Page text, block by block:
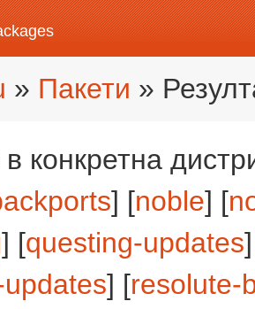
» Пакети »
конкретна
] [noble] [
] [questing-updates
] [resolute-